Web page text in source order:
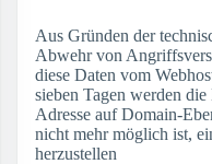
Aus Gründen der
Abwehr von
diese Daten vom
sieben Tagen werden
Adresse auf Domain-
nicht mehr möglich ist,
herzustellen